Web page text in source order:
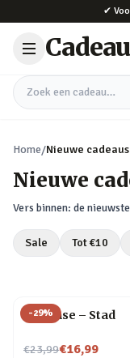
✔
Cadeau
Zoek een cadeau
Home/Nieuwe cadeaus
Nieuwe
Vers binnen: de
Sale Tot €10
-29%
Flip Vase – Stad
€23,99
Nu voor€16,99